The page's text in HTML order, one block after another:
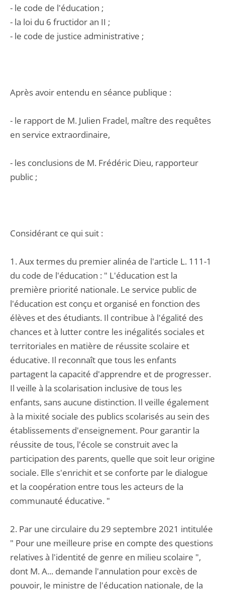
- le code de l'éducation ;
- la loi du 6 fructidor an II ;
- le code de justice administrative ;
Après avoir entendu en séance publique :
- le rapport de M. Julien Fradel, maître des requêtes
en service extraordinaire,
- les conclusions de M. Frédéric Dieu, rapporteur
public ;
Considérant ce qui suit :
1. Aux termes du premier alinéa de l'article L. 111-1
du code de l'éducation : " L'éducation est la
première priorité nationale. Le service public de
l'éducation est conçu et organisé en fonction des
élèves et des étudiants. Il contribue à l'égalité des
chances et à lutter contre les inégalités sociales et
territoriales en matière de réussite scolaire et
éducative. Il reconnaît que tous les enfants
partagent la capacité d'apprendre et de progresser.
Il veille à la scolarisation inclusive de tous les
enfants, sans aucune distinction. Il veille également
à la mixité sociale des publics scolarisés au sein des
établissements d'enseignement. Pour garantir la
réussite de tous, l'école se construit avec la
participation des parents, quelle que soit leur origine
sociale. Elle s'enrichit et se conforte par le dialogue
et la coopération entre tous les acteurs de la
communauté éducative. "
2. Par une circulaire du 29 septembre 2021 intitulée
" Pour une meilleure prise en compte des questions
relatives à l'identité de genre en milieu scolaire ",
dont M. A... demande l'annulation pour excès de
pouvoir, le ministre de l'éducation nationale, de la